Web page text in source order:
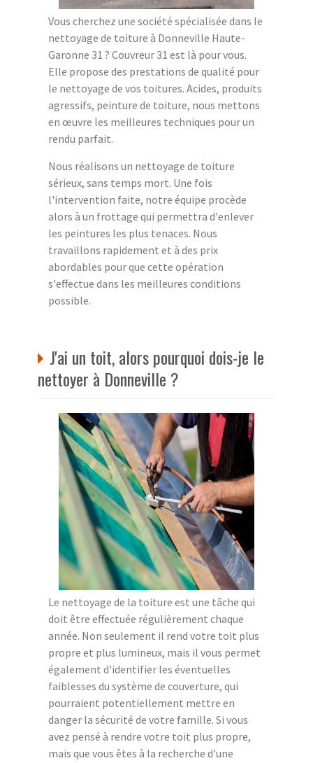
Vous cherchez une société spécialisée dans le
nettoyage de toiture à Donneville Haute-
Garonne 31 ? Couvreur 31 est là pour vous.
Elle propose des prestations de qualité pour
le nettoyage de vos toitures. Acides, produits
agressifs, peinture de toiture, nous mettons
en œuvre les meilleures techniques pour un
rendu parfait.
Nous réalisons un nettoyage de toiture
sérieux, sans temps mort. Une fois
l'intervention faite, notre équipe procède
alors à un frottage qui permettra d'enlever
les peintures les plus tenaces. Nous
travaillons rapidement et à des prix
abordables pour que cette opération
s'effectue dans les meilleures conditions
possible.
J'ai un toit, alors pourquoi dois-je le
nettoyer à Donneville ?
Le nettoyage de la toiture est une tâche qui
doit être effectuée régulièrement chaque
année. Non seulement il rend votre toit plus
propre et plus lumineux, mais il vous permet
également d'identifier les éventuelles
faiblesses du système de couverture, qui
pourraient potentiellement mettre en
danger la sécurité de votre famille. Si vous
avez pensé à rendre votre toit plus propre,
mais que vous êtes à la recherche d'une